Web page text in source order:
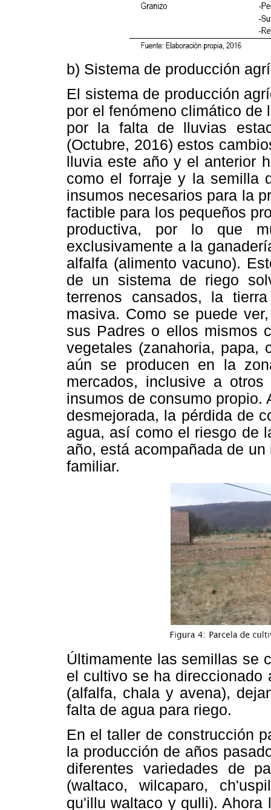
b) Sistema de producción
El sistema de producción
por el fenómeno climático de
por la falta de lluvias
(Octubre, 2016) estos
lluvia este año y el anterior
como el forraje y la semilla
insumos necesarios para la
factible para los pequeños
productiva, por lo que
exclusivamente a la
alfalfa (alimento vacuno).
de un sistema de riego
terrenos cansados, la
masiva. Como se puede
sus Padres o ellos mismos
vegetales (zanahoria, papa,
aún se producen en la
mercados, inclusive a
insumos de consumo propio.
desmejorada, la pérdida de
agua, así como el riesgo de
año, está acompañada de
familiar.
Últimamente las semillas se
el cultivo se ha direccionado
(alfalfa, chala y avena),
falta de agua para riego.
En el taller de construcción
la producción de años
diferentes variedades de
(waltaco, wilcaparo,
qu'illu waltaco y qulli). Ahora